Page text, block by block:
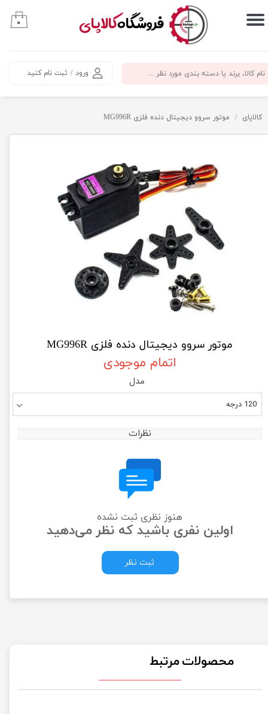
​فروشگاهکالاپای
ورود / ثبت نام کنید
حساب کاربری من
سفارشات
۰
کالاپای موتور سروو دیجیتال دنده فلزی MG996R
موتور سروو دیجیتال دنده فلزی MG996R
اتمام موجودی
مدل
120 درجه
نظرات
هنوز نظری ثبت نشده
اولین نفری باشید که نظر می‌دهید
ثبت نظر
محصولات مرتبط